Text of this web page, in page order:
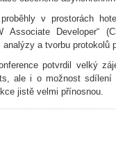
v prostorách
Associate Developer“
a tvorbu protokolů
potvrdil velký
ale i o možnost
jistě velmi přínosnou.